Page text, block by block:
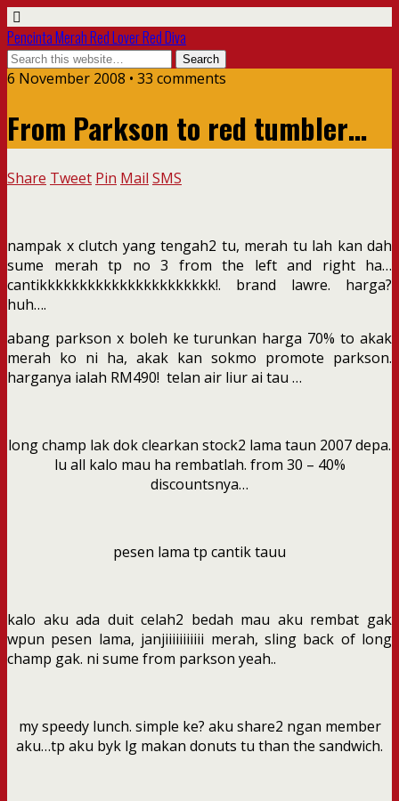
Pencinta Merah Red Lover Red Diva
6 November 2008 • 33 comments
From Parkson to red tumbler…
Share Tweet Pin Mail SMS
nampak x clutch yang tengah2 tu, merah tu lah kan dah
sume merah tp no 3 from the left and right ha…
cantikkkkkkkkkkkkkkkkkkkkkk!. brand lawre. harga?
huh….
abang parkson x boleh ke turunkan harga 70% to akak
merah ko ni ha, akak kan sokmo promote parkson.
harganya ialah RM490! telan air liur ai tau …
long champ lak dok clearkan stock2 lama taun 2007 depa.
lu all kalo mau ha rembatlah. from 30 – 40%
discountsnya…
pesen lama tp cantik tauu
kalo aku ada duit celah2 bedah mau aku rembat gak
wpun pesen lama, janjiiiiiiiiiii merah, sling back of long
champ gak. ni sume from parkson yeah..
my speedy lunch. simple ke? aku share2 ngan member
aku…tp aku byk lg makan donuts tu than the sandwich.